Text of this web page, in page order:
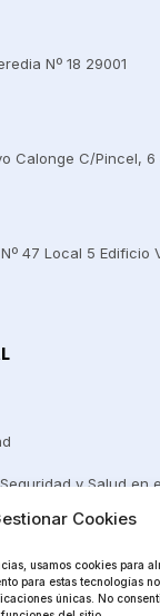
Cookies
usamos cookies para
para estas tecnologías
únicas. No
Nº 18 29001
Calonge C/Pincel, 6
47 Local 5 Edificio
y Salud en